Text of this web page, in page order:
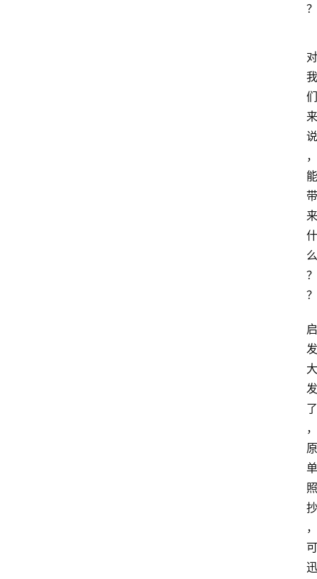
？
对
我
们
来
说
，
能
带
来
什
么
？
？
启
发
大
发
了
，
原
单
照
抄
，
可
迅